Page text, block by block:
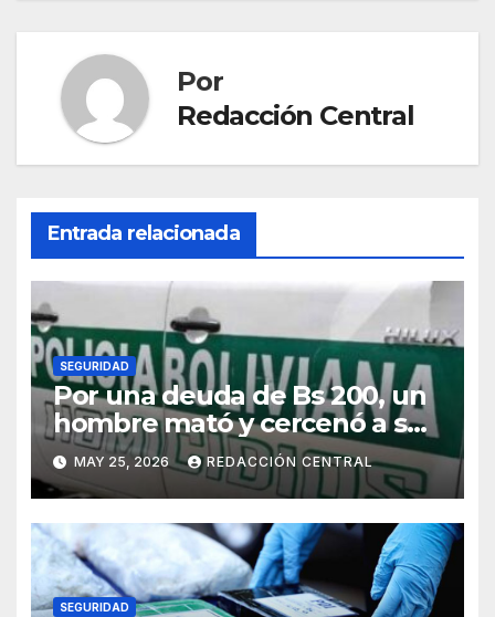
Por
Redacción Central
Entrada relacionada
SEGURIDAD
Por una deuda de Bs 200, un
hombre mató y cercenó a su
víctima en la zona Sur de La
Paz
MAY 25, 2026 REDACCIÓN CENTRAL
SEGURIDAD